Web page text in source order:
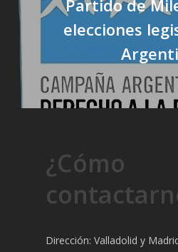
Partido de
elecciones
¿Cómo
Dirección: Valladolid y